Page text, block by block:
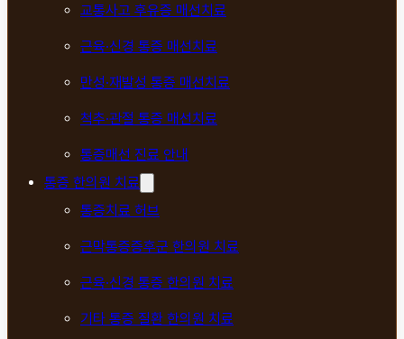
교통사고 후유증 매선치료
근육·신경 통증 매선치료
만성·재발성 통증 매선치료
척추·관절 통증 매선치료
통증매선 진료 안내
통증 한의원 치료
통증치료 허브
근막통증증후군 한의원 치료
근육·신경 통증 한의원 치료
기타 통증 질환 한의원 치료